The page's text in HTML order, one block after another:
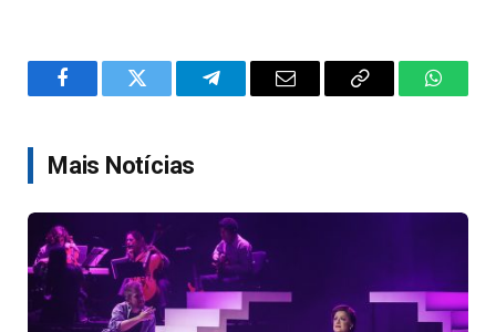
FacebookTwitter TelegramEmail
Copy
Mais Notícias